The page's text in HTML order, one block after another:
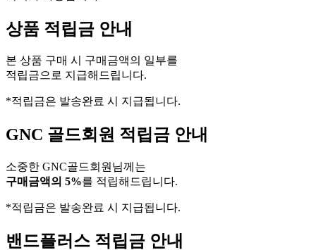
상품 적립금 안내
본 상품 구매 시 구매금액의 일부를
적립금으로 지급해드립니다.
*적립금은 발송완료 시 지급됩니다.
GNC 골드회원 적립금 안내
소중한 GNC골드회원님께는
구매금액의 5%를 적립해드립니다.
*적립금은 발송완료 시 지급됩니다.
밴드플러스 적립금 안내